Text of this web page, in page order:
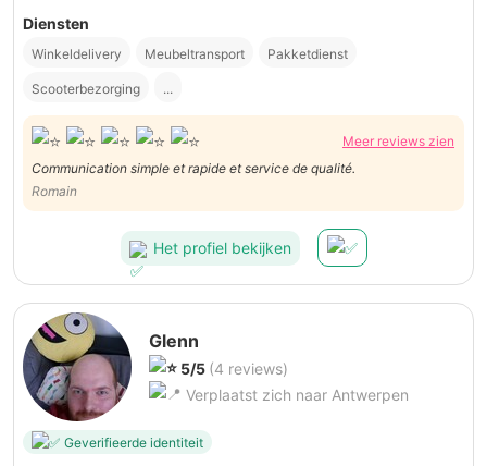
Diensten
Winkeldelivery Meubeltransport Pakketdienst
Scooterbezorging ...
Meer reviews zien
Communication simple et rapide et service de qualité.
Romain
Het profiel bekijken
Glenn
5/5 (4 reviews)
Verplaatst zich naar Antwerpen
Geverifieerde identiteit